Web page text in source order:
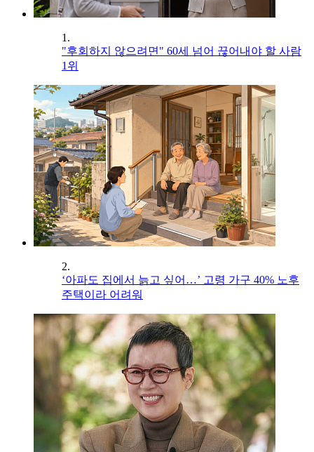
1.
"후회하지 않으려면" 60세 넘어 끊어내야 할 사람
1위
2.
‘아파도 집에서 늙고 싶어…’ 고령 가구 40% 노후
주택이라 어려워